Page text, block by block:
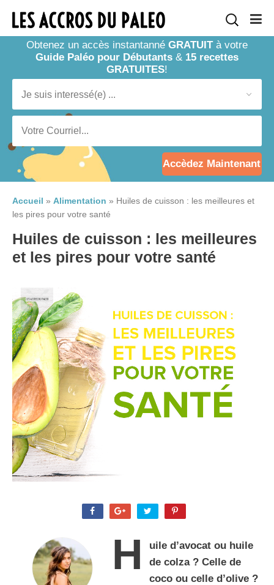
Obtenez un accès instantanné GRATUITà votre
Guide Paléo pour Débutants & 15 recettes
GRATUITES!
Accèdez Maintenant
Accueil » Alimentation » Huiles de cuisson : les meilleures et
les pires pour votre santé
Huiles de cuisson : les meilleures
et les pires pour votre santé
H
uile d’avocat ou huile
de colza ? Celle de
coco ou celle d’olive ?